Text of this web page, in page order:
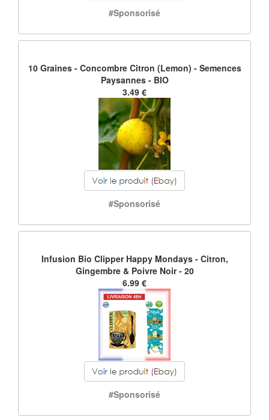
#Sponsorisé
10 Graines - Concombre Citron (Lemon) - Semences
Paysannes - BIO
3.49 €
#Sponsorisé
Infusion Bio Clipper Happy Mondays - Citron,
Gingembre & Poivre Noir - 20
6.99 €
#Sponsorisé